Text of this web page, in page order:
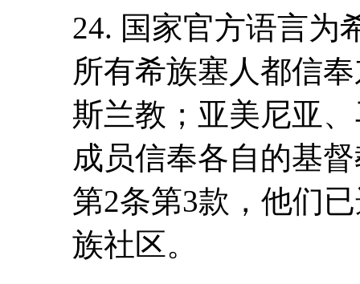
24. 国家官方语言为
所有希族塞人都信
斯兰教；亚美尼亚
成员信奉各自的基
第2条第3款，他们
族社区。